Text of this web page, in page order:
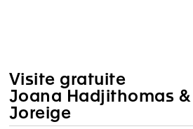
Visite gratuite
Joana Hadjithomas &
Joreige